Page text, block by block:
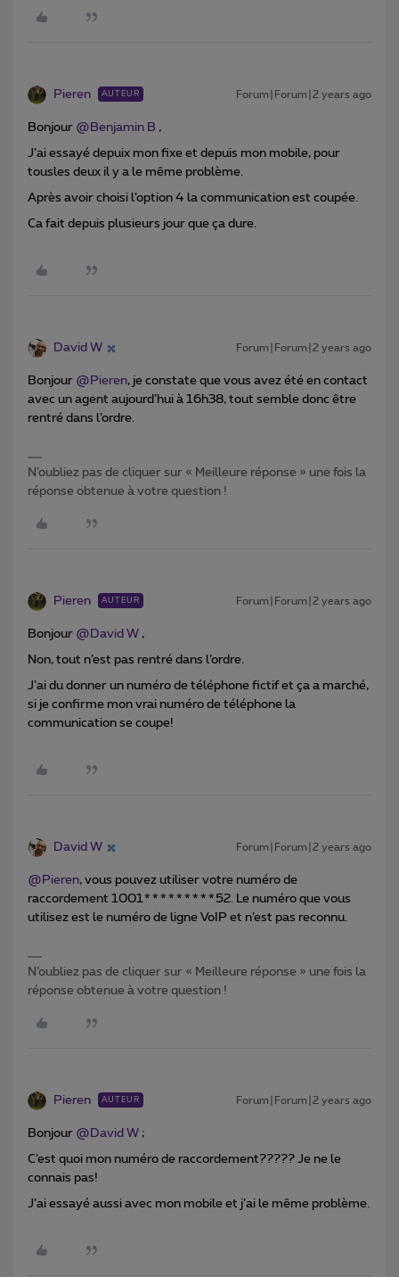
Pieren AUTEUR Forum|Forum|2 years ago
Bonjour @Benjamin B ,
J’ai essayé depuix mon fixe et depuis mon mobile, pour
tousles deux il y a le même problème.
Après avoir choisi l’option 4 la communication est coupée.
Ca fait depuis plusieurs jour que ça dure.
David W Forum|Forum|2 years ago
Bonjour @Pieren, je constate que vous avez été en contact
avec un agent aujourd’hui à 16h38, tout semble donc être
rentré dans l’ordre.
N’oubliez pas de cliquer sur « Meilleure réponse » une fois la
réponse obtenue à votre question !
Pieren AUTEUR Forum|Forum|2 years ago
Bonjour @David W ,
Non, tout n’est pas rentré dans l’ordre.
J’ai du donner un numéro de téléphone fictif et ça a marché,
si je confirme mon vrai numéro de téléphone la
communication se coupe!
David W Forum|Forum|2 years ago
@Pieren, vous pouvez utiliser votre numéro de
raccordement 1001*********52. Le numéro que vous
utilisez est le numéro de ligne VoIP et n’est pas reconnu.
N’oubliez pas de cliquer sur « Meilleure réponse » une fois la
réponse obtenue à votre question !
Pieren AUTEUR Forum|Forum|2 years ago
Bonjour @David W ;
C’est quoi mon numéro de raccordement????? Je ne le
connais pas!
J’ai essayé aussi avec mon mobile et j’ai le même problème.